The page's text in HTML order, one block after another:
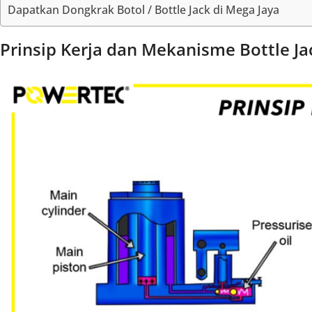
Dapatkan Dongkrak Botol / Bottle Jack di Mega Jaya
Prinsip Kerja dan Mekanisme Bottle